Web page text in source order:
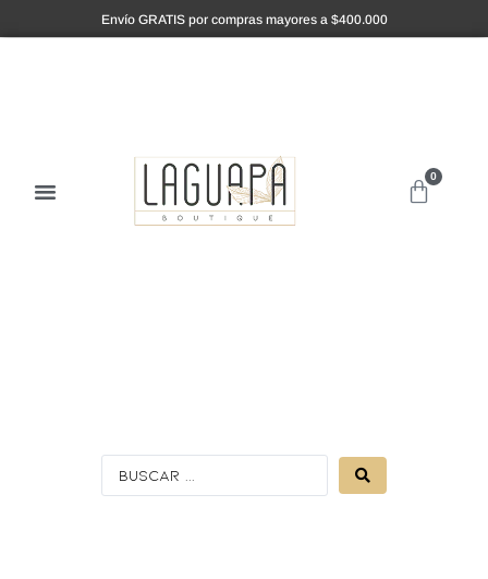
Envío GRATIS por compras mayores a $400.000
0